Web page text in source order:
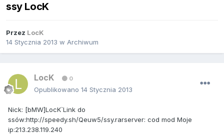
ssy LocK
Przez LocK
14 Stycznia 2013 w Archiwum
LocK 0
Opublikowano 14 Stycznia 2013
Nick: [bMW]LocK`Link do
ssów:http://speedy.sh/Qeuw5/ssy.rarserver: cod mod Moje
ip:213.238.119.240